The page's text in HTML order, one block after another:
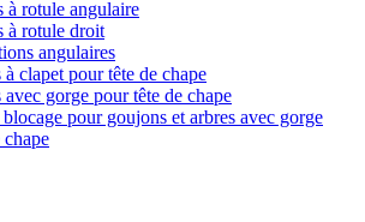
à rotule angulaire
à rotule droit
angulaires
clapet pour tête de chape
gorge pour tête de chape
pour goujons et arbres avec gorge
chape